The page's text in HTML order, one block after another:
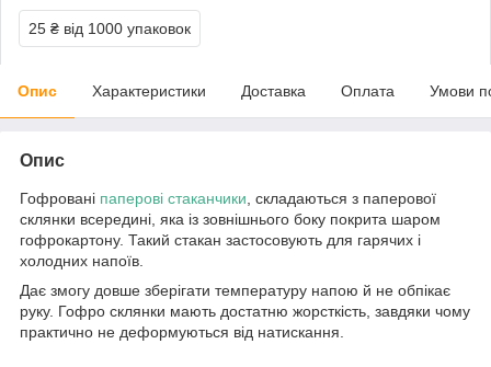
25 ₴ від 1000 упаковок
Опис Характеристики Доставка Оплата Умови
Опис
Гофровані паперові стаканчики , складаються з паперової
склянки всередині, яка із зовнішнього боку покрита шаром
гофрокартону. Такий стакан застосовують для гарячих і
холодних напоїв.
Дає змогу довше зберігати температуру напою й не обпікає
руку. Гофро склянки мають достатню жорсткість, завдяки чому
практично не деформуються від натискання.